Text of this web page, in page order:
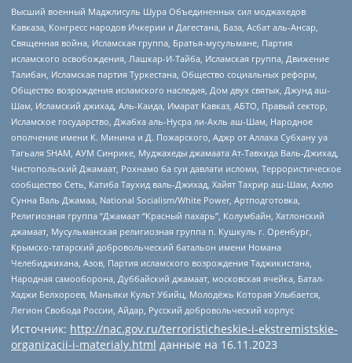
Высший военный Маджлисуль Шура Объединенных сил моджахедов
Кавказа, Конгресс народов Ичкерии и Дагестана, База, Асбат аль-Ансар,
Священная война, Исламская группа, Братья-мусульмане, Партия
исламского освобождения, Лашкар-И-Тайба, Исламская группа, Движение
Талибан, Исламская партия Туркестана, Общество социальных реформ,
Общество возрождения исламского наследия, Дом двух святых, Джунд аш-
Шам, Исламский джихад, Аль-Каида, Имарат Кавказ, АБТО, Правый сектор,
Исламское государство, Джабха аль-Нусра ли-Ахль аш-Шам, Народное
ополчение имени К. Минина и Д. Пожарского, Аджр от Аллаха Субхану уа
Тагьаля SHAM, АУМ Синрике, Муджахеды джамаата Ат-Тавхида Валь-Джихад,
Чистопольский Джамаат, Рохнамо ба суи давлати исломи, Террористическое
сообщество Сеть, Катиба Таухид валь-Джихад, Хайят Тахрир аш-Шам, Ахлю
Сунна Валь Джамаа, National Socialism/White Power, Артподготовка,
Религиозная группа “Джамаат “Красный пахарь”, Колумбайн, Хатлонский
джамаат, Мусульманская религиозная группа п. Кушкуль г. Оренбург,
Крымско-татарский добровольческий батальон имени Номана
Челебиджихана, Азов, Партия исламского возрождения Таджикистана,
Народная самооборона, Дуббайский джамаат, московская ячейка, Батал-
Хаджи Белхороев, Маньяки Культ Убийц, Молодёжь Которая Улыбается,
Легион Свобода России, Айдар, Русский добровольческий корпус
Источник: http://nac.gov.ru/terroristicheskie-i-ekstremistskie-
organizacii-i-materialy.html данные на 16.11.2023